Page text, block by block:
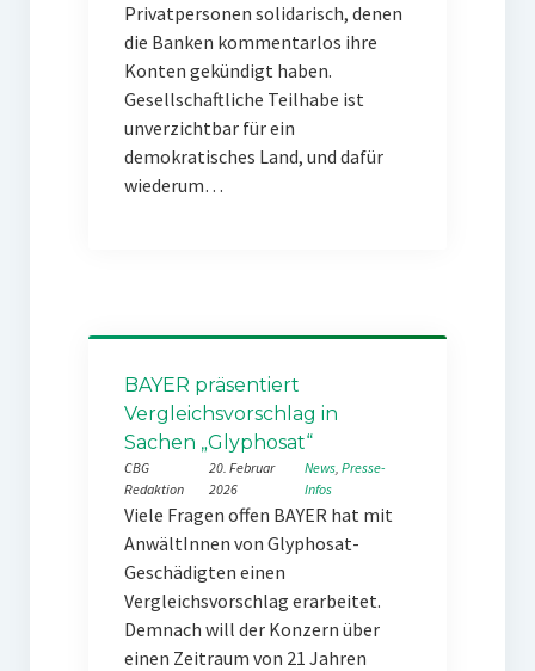
Privatpersonen solidarisch, denen
die Banken kommentarlos ihre
Konten gekündigt haben.
Gesellschaftliche Teilhabe ist
unverzichtbar für ein
demokratisches Land, und dafür
wiederum…
BAYER präsentiert
Vergleichsvorschlag in
Sachen „Glyphosat“
CBG
Redaktion
20. Februar
2026
News, Presse-
Infos
Viele Fragen offen BAYER hat mit
AnwältInnen von Glyphosat-
Geschädigten einen
Vergleichsvorschlag erarbeitet.
Demnach will der Konzern über
einen Zeitraum von 21 Jahren